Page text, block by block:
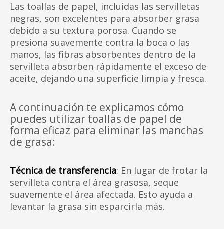
Las toallas de papel, incluidas las servilletas
negras, son excelentes para absorber grasa
debido a su textura porosa. Cuando se
presiona suavemente contra la boca o las
manos, las fibras absorbentes dentro de la
servilleta absorben rápidamente el exceso de
aceite, dejando una superficie limpia y fresca.
A continuación te explicamos cómo
puedes utilizar toallas de papel de
forma eficaz para eliminar las manchas
de grasa:
Técnica de transferencia: En lugar de frotar la
servilleta contra el área grasosa, seque
suavemente el área afectada. Esto ayuda a
levantar la grasa sin esparcirla más.